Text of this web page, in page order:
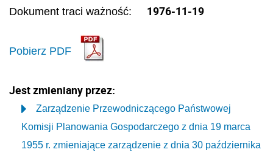
Dokument traci ważność: 1976-11-19
Pobierz PDF
Jest zmieniany przez:
Zarządzenie Przewodniczącego Państwowej
Komisji Planowania Gospodarczego z dnia 19 marca
1955 r. zmieniające zarządzenie z dnia 30 października